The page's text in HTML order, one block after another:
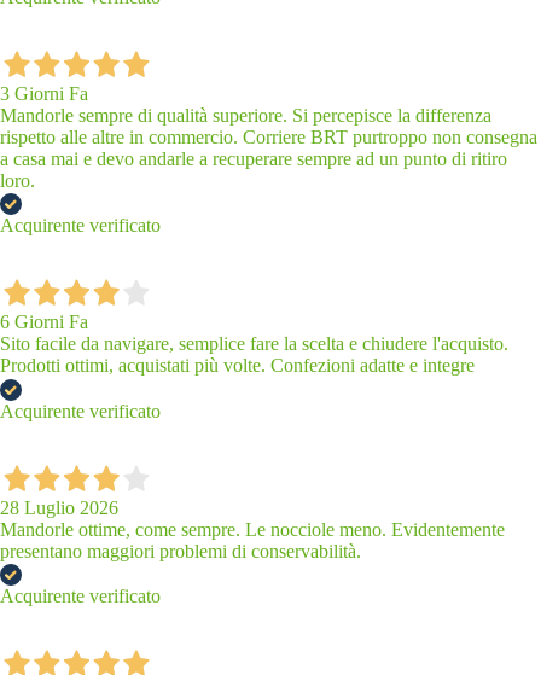
3 Giorni Fa
Mandorle sempre di qualità superiore. Si percepisce la differenza
rispetto alle altre in commercio. Corriere BRT purtroppo non consegna
a casa mai e devo andarle a recuperare sempre ad un punto di ritiro
loro.
Acquirente verificato
6 Giorni Fa
Sito facile da navigare, semplice fare la scelta e chiudere l'acquisto.
Prodotti ottimi, acquistati più volte. Confezioni adatte e integre
Acquirente verificato
28 Luglio 2026
Mandorle ottime, come sempre. Le nocciole meno. Evidentemente
presentano maggiori problemi di conservabilità.
Acquirente verificato